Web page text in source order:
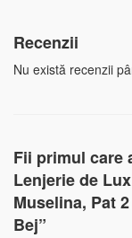
Recenzii
Nu există recenzii
Fii primul care
Lenjerie de
Muselina, Pat
Bej”